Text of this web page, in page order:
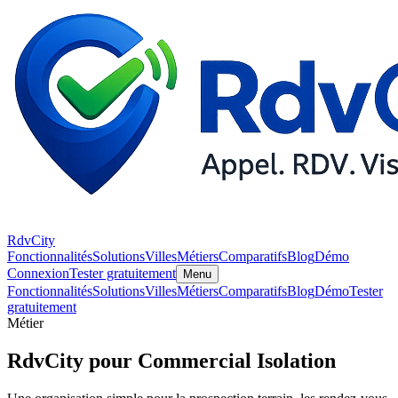
RdvCity
FonctionnalitésSolutionsVillesMétiersComparatifsBlogDémo
ConnexionTester gratuitement Menu
FonctionnalitésSolutionsVillesMétiersComparatifsBlogDémoTester
gratuitement
Métier
RdvCity pour Commercial Isolation